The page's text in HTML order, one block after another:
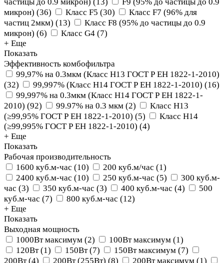
микрон) (36) Класс F5 (30)
Класс F7 (96% для
частиц 2мкм) (13)
Класс F8 (95% до частицы до 0.9
микрон) (6) Класс G4 (7)
+ Еще
Показать
Эффективность комбофильтра
99,97% на 0.3мкм (Класс Н13 ГОСТ Р ЕН 1822-1-2010)
(32) 99,997% (Класс Н14 ГОСТ Р ЕН 1822-1-2010) (16)
99,997% на 0.3мкм (Класс Н14 ГОСТ Р ЕН 1822-1-
2010) (92) 99.97% на 0.3 мкм (2)
Класс Н13
(≥99,95% ГОСТ Р ЕН 1822-1-2010) (5)
Класс Н14
(≥99,995% ГОСТ Р ЕН 1822-1-2010) (4)
+ Еще
Показать
Рабочая производительность
1600 куб.м-час (10) 200 куб.м/час (1)
2400 куб.м-час (10) 250 куб.м-час (5)
300 куб.м-
час (3) 350 куб.м-час (3) 400 куб.м-час (4)
500
куб.м-час (7) 800 куб.м-час (12)
+ Еще
Показать
Выходная мощность
1000Вт максимум (2) 100Вт максимум (1)
120Вт(1) 150Вт(7) 150Вт максимум (7)
200Вт(4) 200Вт (255Вт) (8) 200Вт максимум (1)